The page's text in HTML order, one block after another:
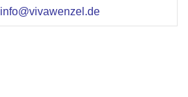
info@vivawenzel.de